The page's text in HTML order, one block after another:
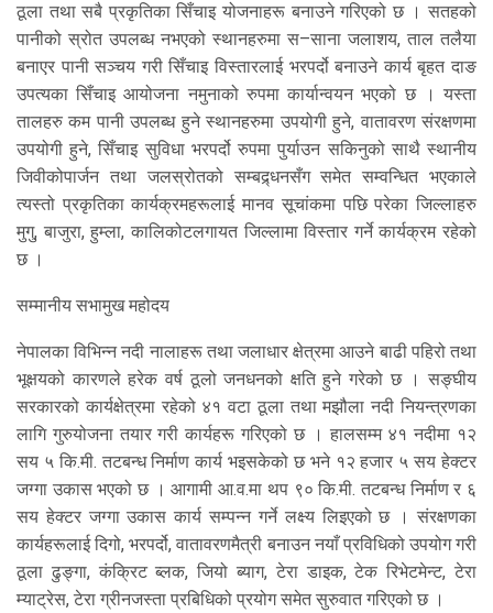
ठूला तथा सबै प्रकृतिका सिँचाइ योजनाहरू बनाउने गरिएको छ । सतहको
पानीको स्रोत उपलब्ध नभएको स्थानहरुमा स–साना जलाशय, ताल तलैया
बनाएर पानी सञ्चय गरी सिँचाइ विस्तारलाई भरपर्दो बनाउने कार्य बृहत दाङ
उपत्यका सिँचाइ आयोजना नमुनाको रुपमा कार्यान्वयन भएको छ । यस्ता
तालहरु कम पानी उपलब्ध हुने स्थानहरुमा उपयोगी हुने, वातावरण संरक्षणमा
उपयोगी हुने, सिँचाइ सुविधा भरपर्दो रुपमा पुर्याउन सकिनुको साथै स्थानीय
जिवीकोपार्जन तथा जलस्रोतको सम्बद्र्धनसँग समेत सम्वन्धित भएकाले
त्यस्तो प्रकृतिका कार्यक्रमहरूलाई मानव सूचांकमा पछि परेका जिल्लाहरु
मुगु, बाजुरा, हुम्ला, कालिकोटलगायत जिल्लामा विस्तार गर्ने कार्यक्रम रहेको
छ ।
सम्मानीय सभामुख महोदय
नेपालका विभिन्न नदी नालाहरू तथा जलाधार क्षेत्रमा आउने बाढी पहिरो तथा
भूक्षयको कारणले हरेक वर्ष ठूलो जनधनको क्षति हुने गरेको छ । सङ्घीय
सरकारको कार्यक्षेत्रमा रहेको ४१ वटा ठूला तथा मझौला नदी नियन्त्रणका
लागि गुरुयोजना तयार गरी कार्यहरू गरिएको छ । हालसम्म ४१ नदीमा १२
सय ५ कि.मी. तटबन्ध निर्माण कार्य भइसकेको छ भने १२ हजार ५ सय हेक्टर
जग्गा उकास भएको छ । आगामी आ.व.मा थप ९० कि.मी. तटबन्ध निर्माण र ६
सय हेक्टर जग्गा उकास कार्य सम्पन्न गर्ने लक्ष्य लिइएको छ । संरक्षणका
कार्यहरूलाई दिगो, भरपर्दो, वातावरणमैत्री बनाउन नयाँ प्रविधिको उपयोग गरी
ठूला ढुङ्गा, कंक्रिट ब्लक, जियो ब्याग, टेरा डाइक, टेक रिभेटमेन्ट, टेरा
म्याट्रेस, टेरा ग्रीनजस्ता प्रबिधिको प्रयोग समेत सुरुवात गरिएको छ ।